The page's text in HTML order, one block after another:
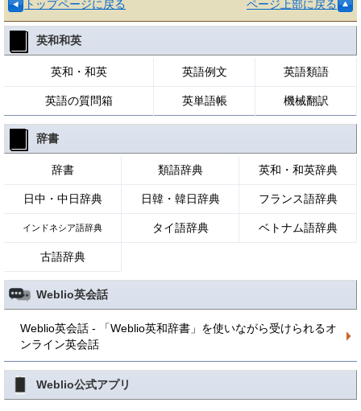
トップページに戻る ページ上部に戻る
英和和英
英和・和英 英語例文 英語類語
英語の質問箱 英単語帳 機械翻訳
辞書
辞書 類語辞典 英和・和英辞典
日中・中日辞典 日韓・韓日辞典 フランス語辞典
インドネシア語辞典 タイ語辞典 ベトナム語辞典
古語辞典
Weblio英会話
Weblio英会話 - 「Weblio英和辞書」を使いながら受けられるオ
ンライン英会話
Weblio公式アプリ